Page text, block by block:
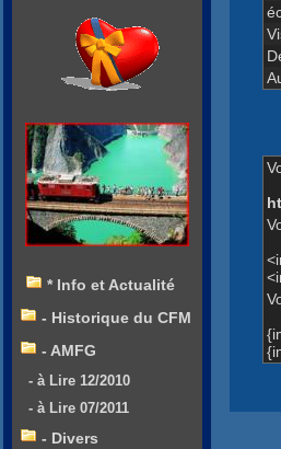
* Info et Actualité
- Historique du CFM
- AMFG
- à Lire 12/2010
- à Lire 07/2011
- Divers